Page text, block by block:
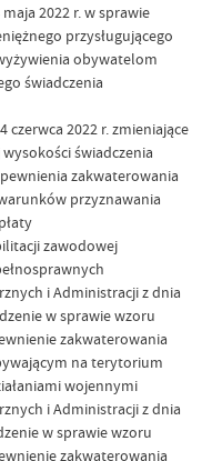
2022 r. w sprawie
przysługującego
obywatelom
świadczenia
czerwca 2022 r. zmieniające
świadczenia
zakwaterowania
przyznawania
zawodowej
i Administracji z dnia
w sprawie wzoru
zakwaterowania
na terytorium
wojennymi
i Administracji z dnia
w sprawie wzoru
zakwaterowania